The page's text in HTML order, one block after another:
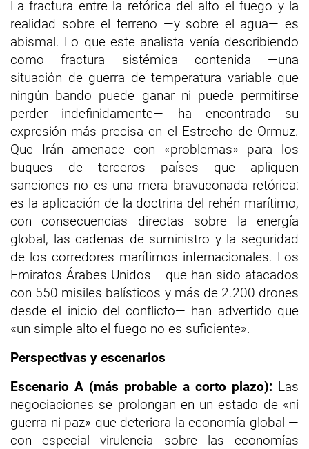
La fractura entre la retórica del alto el fuego y la
realidad sobre el terreno —y sobre el agua— es
abismal. Lo que este analista venía describiendo
como fractura sistémica contenida —una
situación de guerra de temperatura variable que
ningún bando puede ganar ni puede permitirse
perder indefinidamente— ha encontrado su
expresión más precisa en el Estrecho de Ormuz.
Que Irán amenace con «problemas» para los
buques de terceros países que apliquen
sanciones no es una mera bravuconada retórica:
es la aplicación de la doctrina del rehén marítimo,
con consecuencias directas sobre la energía
global, las cadenas de suministro y la seguridad
de los corredores marítimos internacionales. Los
Emiratos Árabes Unidos —que han sido atacados
con 550 misiles balísticos y más de 2.200 drones
desde el inicio del conflicto— han advertido que
«un simple alto el fuego no es suficiente».
Perspectivas y escenarios
Escenario A (más probable a corto plazo):Las
negociaciones se prolongan en un estado de «ni
guerra ni paz» que deteriora la economía global —
con especial virulencia sobre las economías